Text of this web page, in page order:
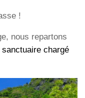
!
nous repartons
sanctuaire chargé